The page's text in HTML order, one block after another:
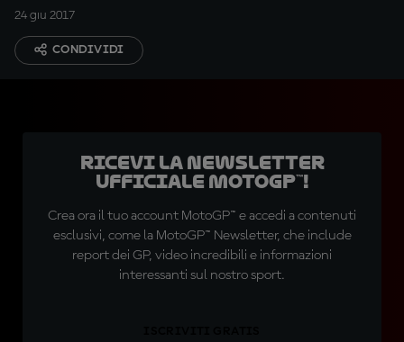
24 giu 2017
CONDIVIDI
Ricevi la newsletter
ufficiale MotoGP™!
Crea ora il tuo account MotoGP™ e accedi a contenuti
esclusivi, come la MotoGP™ Newsletter, che include
report dei GP, video incredibili e informazioni
interessanti sul nostro sport.